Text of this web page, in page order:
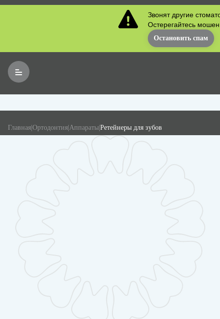
Звонят другие
Остерегайтесь
Остановить спам
Главная Ортодонтия Аппараты Ретейнеры для зубов